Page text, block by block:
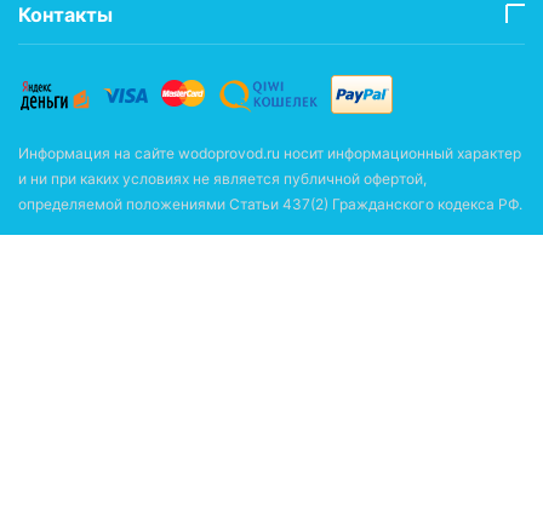
Контакты
Информация на сайте wodoprovod.ru носит информационный характер
и ни при каких условиях не является публичной офертой,
определяемой положениями Статьи 437(2) Гражданского кодекса РФ.